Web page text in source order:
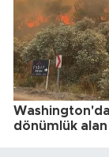
Washington'da
dönümlük alan